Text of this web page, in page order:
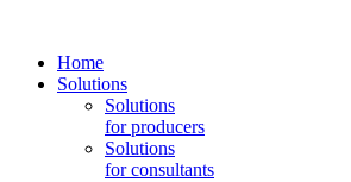
Home
Solutions
Solutions
for producers
Solutions
for consultants